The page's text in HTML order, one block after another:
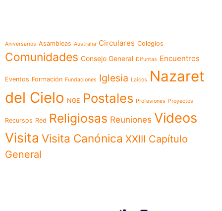
Aniversarios Asambleas Australia Circulares Colegios
Comunidades Consejo General Difuntas Encuentros
Eventos Formación Fundaciones Iglesia Laicos
Nazaret
del Cielo NGE Postales Profesiones Proyectos
Recursos Red Religiosas Reuniones Videos
Visita Visita Canónica XXIII Capítulo
General